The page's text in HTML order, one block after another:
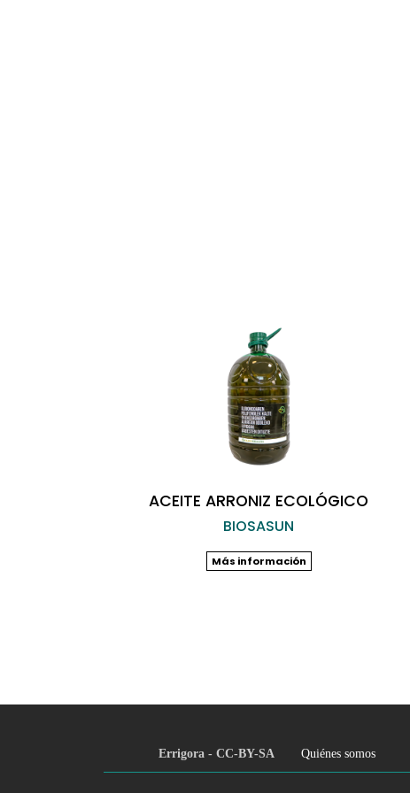
ACEITE ARRONIZ ECOLÓGICO
BIOSASUN
Más información
Errigora - CC-BY-SA Quiénes somos